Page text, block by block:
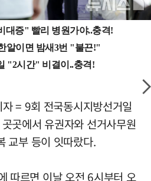
= 9회 전국동시지방선거일
곳에서 유권자와 선거사무원
교부 등이 잇따랐다.
따르면 이날 오전 6시부터 오